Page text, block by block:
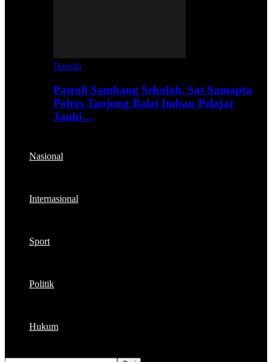
Daerah
Patroli Sambang Sekolah, Sat Samapta
Polres Tanjung Balai Imbau Pelajar
Jauhi…
Nasional
Internasional
Sport
Politik
Hukum